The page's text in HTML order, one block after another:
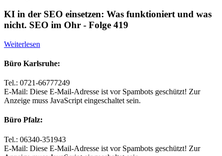
KI in der SEO einsetzen: Was funktioniert und was
nicht. SEO im Ohr - Folge 419
Weiterlesen
Büro Karlsruhe:
Tel.: 0721-66777249
E-Mail: Diese E-Mail-Adresse ist vor Spambots geschützt! Zur
Anzeige muss JavaScript eingeschaltet sein.
Büro Pfalz:
Tel.: 06340-351943
E-Mail: Diese E-Mail-Adresse ist vor Spambots geschützt! Zur